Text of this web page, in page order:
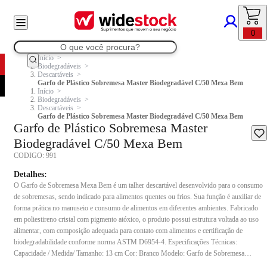
0
Início
Biodegradáveis
Descartáveis
Garfo de Plástico Sobremesa Master Biodegradável C/50 Mexa Bem
Início
Biodegradáveis
Descartáveis
Garfo de Plástico Sobremesa Master Biodegradável C/50 Mexa Bem
Garfo de Plástico Sobremesa Master
Biodegradável C/50 Mexa Bem
CODIGO: 991
Detalhes:
O Garfo de Sobremesa Mexa Bem é um talher descartável desenvolvido para o consumo
de sobremesas, sendo indicado para alimentos quentes ou frios. Sua função é auxiliar de
forma prática no manuseio e consumo de alimentos em diferentes ambientes. Fabricado
em poliestireno cristal com pigmento atóxico, o produto possui estrutura voltada ao uso
alimentar, com composição adequada para contato com alimentos e certificação de
biodegradabilidade conforme norma ASTM D6954-4. Especificações Técnicas:
Capacidade / Medida/ Tamanho: 13 cm Cor: Branco Modelo: Garfo de Sobremesa